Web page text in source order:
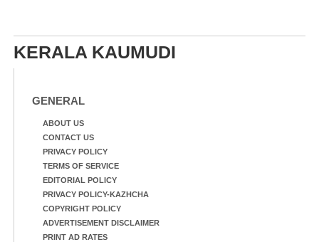
KERALA KAUMUDI
GENERAL
ABOUT US
CONTACT US
PRIVACY POLICY
TERMS OF SERVICE
EDITORIAL POLICY
PRIVACY POLICY-KAZHCHA
COPYRIGHT POLICY
ADVERTISEMENT DISCLAIMER
PRINT AD RATES